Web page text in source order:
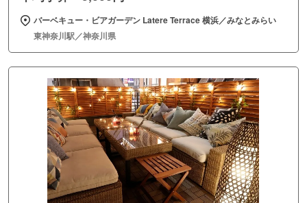
バーベキュー・ビアガーデン Latere Terrace 横浜／みなとみらい
東神奈川駅／神奈川県